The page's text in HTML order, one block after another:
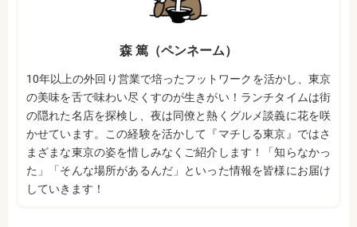
森 篤（ペンネーム）
10年以上の外回り営業で培ったフットワークを活かし、東京
の美味を舌で味わい尽くすのが生きがい！ランチタイムは街
の隠れた名店を探検し、夜は同僚と熱くグルメ談義に花を咲
かせています。この経験を活かして『マチしる東京』ではさ
まざまな東京の姿を惜しみなくご紹介します！「知らなかっ
た」「そんな場所があるんだ」といった情報を皆様にお届け
していきます！